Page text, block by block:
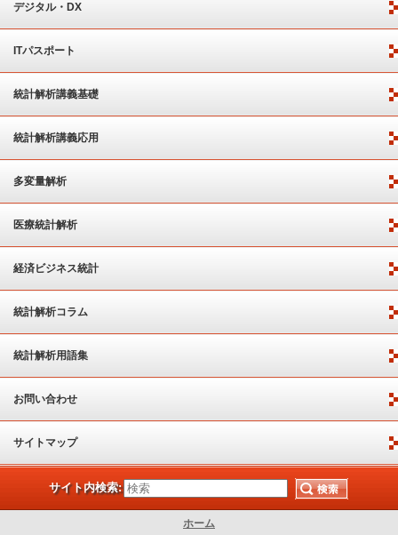
デジタル・DX
ITパスポート
統計解析講義基礎
統計解析講義応用
多変量解析
医療統計解析
経済ビジネス統計
統計解析コラム
統計解析用語集
お問い合わせ
サイトマップ
サイト内検索:
ホーム